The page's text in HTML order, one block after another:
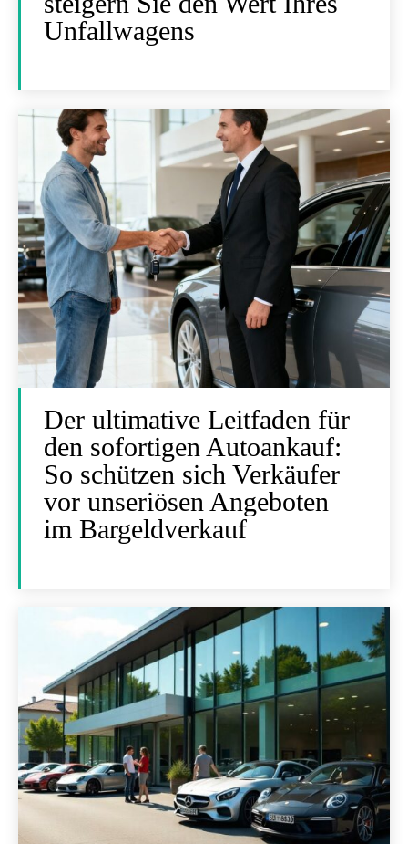
Unfallwagens
Der ultimative Leitfaden für
den sofortigen Autoankauf:
So schützen sich Verkäufer
vor unseriösen Angeboten
im Bargeldverkauf